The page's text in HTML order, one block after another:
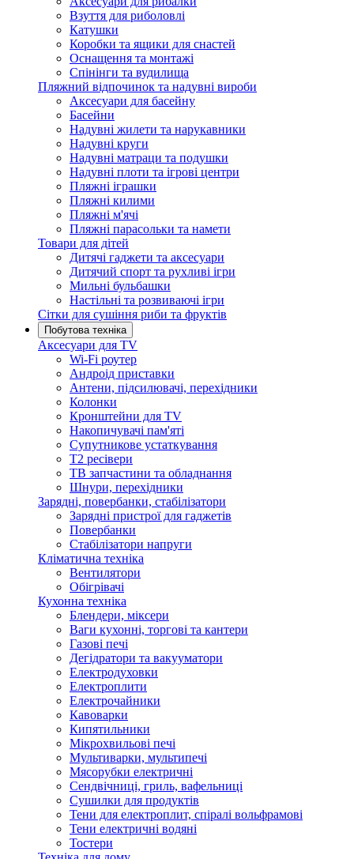
Взуття для риболовлі
Катушки
Коробки та ящики для снастей
Оснащення та монтажі
Спінінги та вудилища
Пляжний відпочинок та надувні вироби
Аксесуари для басейну
Басейни
Надувні жилети та нарукавники
Надувні круги
Надувні матраци та подушки
Надувні плоти та ігрові центри
Пляжні іграшки
Пляжні килими
Пляжні м'ячі
Пляжні парасольки та намети
Товари для дітей
Дитячі гаджети та аксесуари
Дитячий спорт та рухливі ігри
Мильні бульбашки
Настільні та розвиваючі ігри
Сітки для сушіння риби та фруктів
Побутова техніка
Аксесуари для TV
Wi-Fi роутер
Андроід приставки
Антени, підсилювачі, перехідники
Колонки
Кронштейни для TV
Накопичувачі пам'яті
Супутникове устаткування
Т2 ресівери
ТВ запчастини та обладнання
Шнури, перехідники
Зарядні, повербанки, стабілізатори
Зарядні пристрої для гаджетів
Повербанки
Стабілізатори напруги
Кліматична техніка
Вентилятори
Обігрівачі
Кухонна техніка
Блендери, міксери
Ваги кухонні, торгові та кантери
Газові печі
Дегідратори та вакууматори
Електродуховки
Електроплити
Електрочайники
Кавоварки
Кипятильники
Мікрохвильові печі
Мультиварки, мультипечі
Мясорубки електричні
Сендвічниці, гриль, вафельниці
Сушилки для продуктів
Тени для електроплит, спіралі вольфрамові
Тени електричні водяні
Тостери